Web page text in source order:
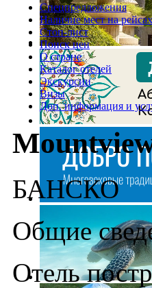
Спецпредложения
Наличие мест на рейсах
Стоп-лист
Поиск цен
О стране
Каталог отелей
Экскурсии
Визы
Доп. информация и
БАНСКО
Общие
Отель